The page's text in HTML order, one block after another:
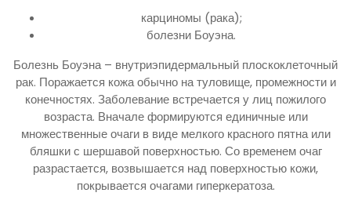
карциномы (рака);
болезни Боуэна.
Болезнь Боуэна – внутриэпидермальный плоскоклеточный
рак. Поражается кожа обычно на туловище, промежности и
конечностях. Заболевание встречается у лиц пожилого
возраста. Вначале формируются единичные или
множественные очаги в виде мелкого красного пятна или
бляшки с шершавой поверхностью. Со временем очаг
разрастается, возвышается над поверхностью кожи,
покрывается очагами гиперкератоза.